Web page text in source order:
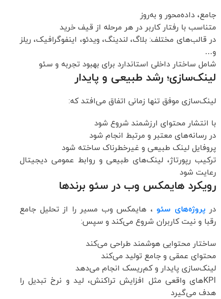
جامع، داده‌محور و به‌روز
متناسب با رفتار کاربر در هر مرحله از قیف خرید
در قالب‌های مختلف: بلاگ، لندینگ، ویدئو، اینفوگرافیک، ریلز
و…
شامل ساختار داخلی استاندارد برای بهبود تجربه و سئو
لینک‌سازی؛ رشد طبیعی و پایدار
لینک‌سازی موفق تنها زمانی اتفاق می‌افتد که:
با انتشار محتوای ارزشمند شروع شود
در رسانه‌های معتبر و مرتبط انجام شود
پروفایل لینک طبیعی و غیرخطرناک ساخته شود
ترکیب رپورتاژ، لینک‌های طبیعی و روابط عمومی دیجیتال
رعایت شود
رویکرد هایمکس وب در سئو برندها
در پروژه‌های سئو ، هایمکس وب مسیر را از تحلیل جامع
رقبا و نیت کاربران شروع می‌کند و سپس:
ساختار محتوایی هوشمند طراحی می‌کند
محتوای عمقی و جامع تولید می‌کند
لینک‌سازی پایدار و کم‌ریسک انجام می‌دهد
KPIهای واقعی مثل افزایش تراکنش، لید و نرخ تبدیل را
هدف می‌گیرد